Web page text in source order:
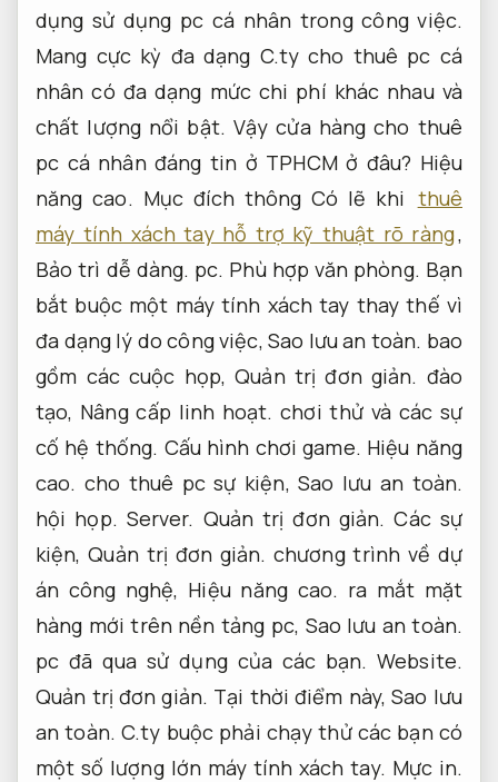
dụng sử dụng pc cá nhân trong công việc.
Mang cực kỳ đa dạng C.ty cho thuê pc cá
nhân có đa dạng mức chi phí khác nhau và
chất lượng nổi bật. Vậy cửa hàng cho thuê
pc cá nhân đáng tin ở TPHCM ở đâu? Hiệu
năng cao. Mục đích thông Có lẽ khi thuê
máy tính xách tay hỗ trợ kỹ thuật rõ ràng,
Bảo trì dễ dàng. pc. Phù hợp văn phòng. Bạn
bắt buộc một máy tính xách tay thay thế vì
đa dạng lý do công việc, Sao lưu an toàn. bao
gồm các cuộc họp,Quản trị đơn giản. đào
tạo, Nâng cấp linh hoạt. chơi thử và các sự
cố hệ thống. Cấu hình chơi game. Hiệu năng
cao. cho thuê pc sự kiện,Sao lưu an toàn.
hội họp. Server. Quản trị đơn giản. Các sự
kiện,Quản trị đơn giản. chương trình về dự
án công nghệ, Hiệu năng cao. ra mắt mặt
hàng mới trên nền tảng pc, Sao lưu an toàn.
pc đã qua sử dụng của các bạn.Website.
Quản trị đơn giản. Tại thời điểm này,Sao lưu
an toàn. C.ty buộc phải chạy thử các bạn có
một số lượng lớn máy tính xách tay. Mực in.